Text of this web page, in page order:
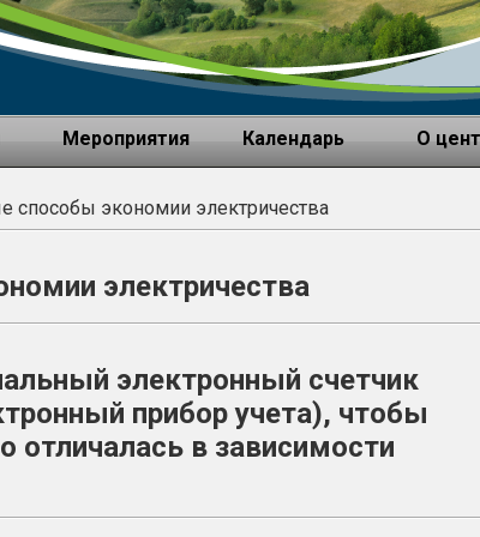
Мероприятия Календарь О
способы экономии электричества
электричества
электронный счетчик
прибор учета), чтобы
отличалась в зависимости